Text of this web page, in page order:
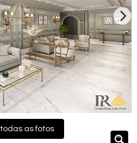
as fotos